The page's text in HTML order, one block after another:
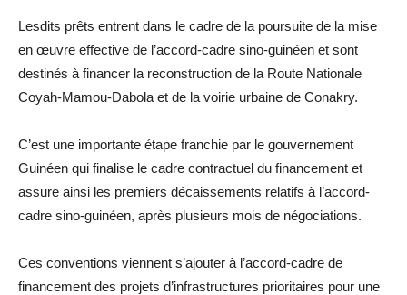
Lesdits prêts entrent dans le cadre de la poursuite de la mise
en œuvre effective de l’accord-cadre sino-guinéen et sont
destinés à financer la reconstruction de la Route Nationale
Coyah-Mamou-Dabola et de la voirie urbaine de Conakry.
C’est une importante étape franchie par le gouvernement
Guinéen qui finalise le cadre contractuel du financement et
assure ainsi les premiers décaissements relatifs à l’accord-
cadre sino-guinéen, après plusieurs mois de négociations.
Ces conventions viennent s’ajouter à l’accord-cadre de
financement des projets d’infrastructures prioritaires pour une